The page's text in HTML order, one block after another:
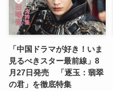
「中国ドラマが好き！いま
見るべきスター最前線」8
月27日発売 「逐玉：翡翠
の君」を徹底特集